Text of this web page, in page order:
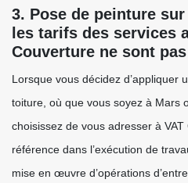
3. Pose de peinture
les tarifs des services
Couverture ne sont
Lorsque vous décidez d’appliquer
toiture, où que vous soyez à Mars
choisissez de vous adresser à
référence dans l’exécution de
mise en œuvre d’opérations